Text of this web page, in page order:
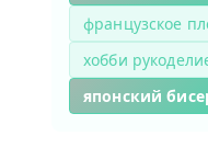
французское
хобби
японский